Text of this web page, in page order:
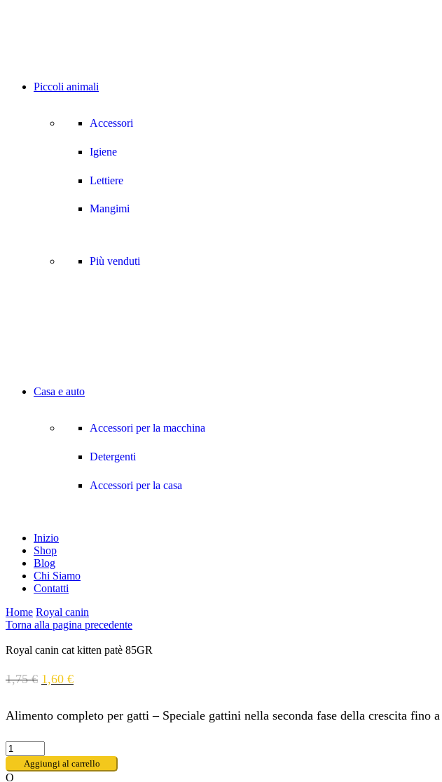
Piccoli animali
Accessori
Igiene
Lettiere
Mangimi
Più venduti
Casa e auto
Accessori per la macchina
Detergenti
Accessori per la casa
Inizio
Shop
Blog
Chi Siamo
Contatti
Home Royal canin
Torna alla pagina precedente
Royal canin cat kitten patè 85GR
1,75€ 1,60 €
Alimento completo per gatti – Speciale gattini nella seconda fase della crescita fino
Aggiungi al carrello
O